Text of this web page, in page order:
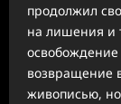
продолжил
на лишения и
освобождение
возвращение
живописью,